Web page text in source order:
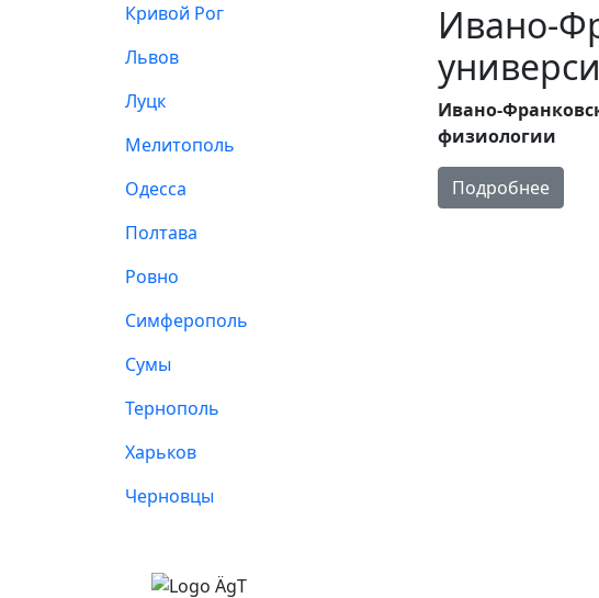
Кривой Рог
Львов
Луцк
Мелитополь
Одесса
Полтава
Ровно
Симферополь
Сумы
Тернополь
Харьков
Черновцы
Ивано-
Ивано-
физиологии
Подробнее